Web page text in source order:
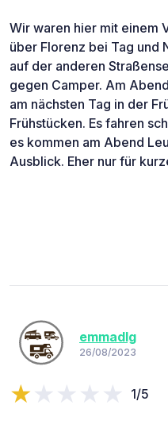
Wir waren hier mit einem
über Florenz bei Tag und
auf der anderen
gegen Camper. Am
am nächsten Tag in der
Frühstücken. Es fahren
es kommen am Abend
Ausblick. Eher nur für
emmadlg
26/08/2023
1/5